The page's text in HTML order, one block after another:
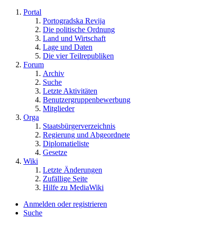
Portal
Portogradska Revija
Die politische Ordnung
Land und Wirtschaft
Lage und Daten
Die vier Teilrepubliken
Forum
Archiv
Suche
Letzte Aktivitäten
Benutzergruppenbewerbung
Mitglieder
Orga
Staatsbürgerverzeichnis
Regierung und Abgeordnete
Diplomatieliste
Gesetze
Wiki
Letzte Änderungen
Zufällige Seite
Hilfe zu MediaWiki
Anmelden oder registrieren
Suche